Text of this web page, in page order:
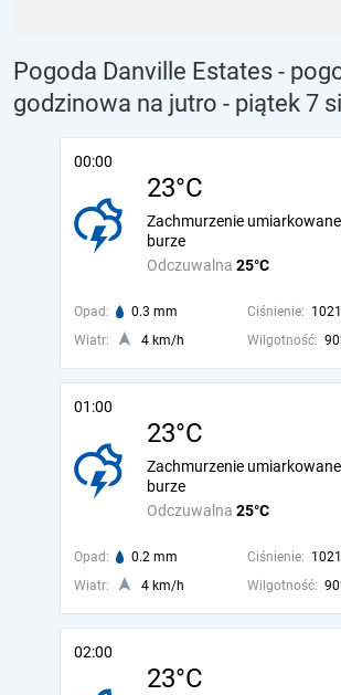
Pogoda Danville Estates -
godzinowa na jutro - piątek 7
00:00
23°C
Odczuwalna 25°C
Zachmurzenie
burze
Opad: 0.3 mm Ciśnienie:
Wiatr:
4 km/h Wilgotność:
01:00
23°C
Odczuwalna 25°C
Zachmurzenie
burze
Opad: 0.2 mm Ciśnienie:
Wiatr:
4 km/h Wilgotność:
02:00
23°C